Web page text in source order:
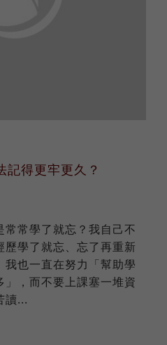
記得更牢更久？
常學了就忘？我自己不
學了就忘、忘了再重新
也一直在努力「幫助學
，而不要上課塞一堆資
讀...